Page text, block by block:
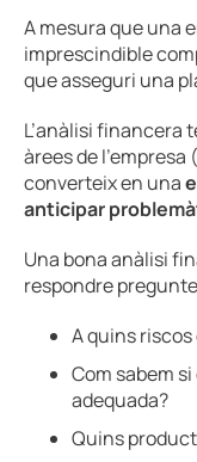
A mesura que una
imprescindible
que asseguri una
L’anàlisi financera
àrees de
converteix en una
anticipar
Una bona anàlisi
respondre
A quins
Com sabem
adequada?
Quins